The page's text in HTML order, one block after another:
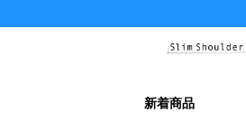
新着商品